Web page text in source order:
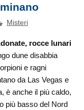
Misteri
rocce lunari
dune disabbia
e ragni
da Las Vegas e
è anche il più caldo,
più basso del Nord